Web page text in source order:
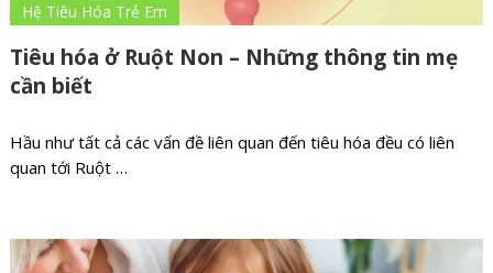
Tiêu hóa ở Ruột Non – Những thông tin mẹ
cần biết
Hệ Tiêu Hóa Trẻ Em
Hầu như tất cả các vấn đề liên quan đến tiêu hóa đều có liên
quan tới Ruột …